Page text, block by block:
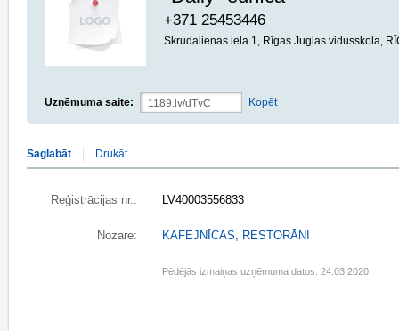
+371 25453446
Skrudalienas iela 1, Rīgas Juglas vidusskola,
Uzņēmuma saite: Kopēt
Saglabāt Drukāt
Reģistrācijas nr.: LV40003556833
Nozare: KAFEJNĪCAS, RESTORĀNI
Pēdējās izmaiņas uzņēmuma datos: 24.03.2020.